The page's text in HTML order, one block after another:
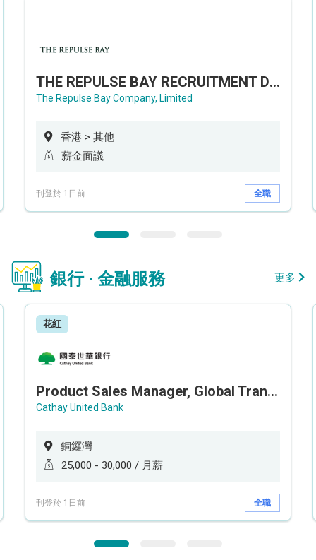
THE REPULSE BAY RECRUITMENT DAY 淺水灣影灣園人才招聘會
The Repulse Bay Company, Limited
香港 > 其他
薪金面議
刊登於 1日前 全職
銀行 · 金融服務 更多
花紅
Product Sales Manager, Global Transaction Service (GTS)
Cathay United Bank
銅鑼灣
25,000 - 30,000 / 月薪
刊登於 1日前 全職